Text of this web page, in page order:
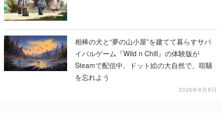
相棒の犬と“夢の山小屋”を建てて暮らすサバ
イバルゲーム『Wild n Chill』の体験版が
Steamで配信中。ドット絵の大自然で、喧騒
を忘れよう
2026年8月8日